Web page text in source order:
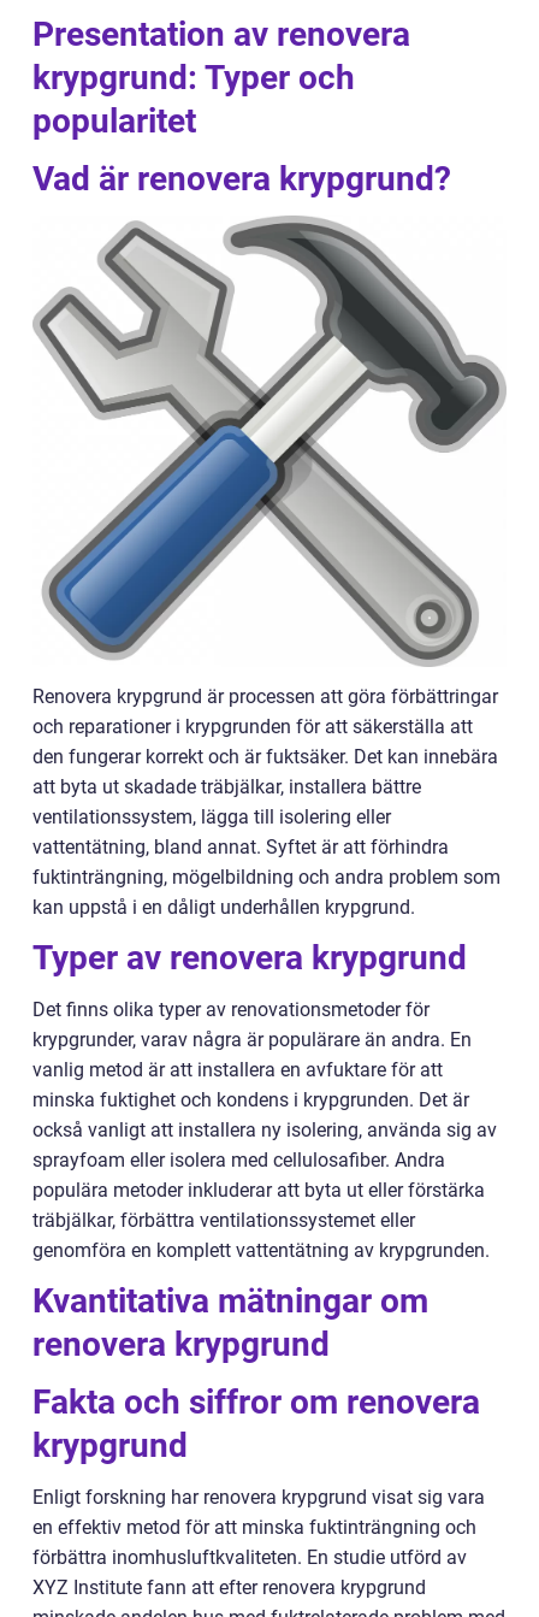
Presentation av renovera
krypgrund: Typer och
popularitet
Vad är renovera krypgrund?
Renovera krypgrund är processen att göra förbättringar
och reparationer i krypgrunden för att säkerställa att
den fungerar korrekt och är fuktsäker. Det kan innebära
att byta ut skadade träbjälkar, installera bättre
ventilationssystem, lägga till isolering eller
vattentätning, bland annat. Syftet är att förhindra
fuktinträngning, mögelbildning och andra problem som
kan uppstå i en dåligt underhållen krypgrund.
Typer av renovera krypgrund
Det finns olika typer av renovationsmetoder för
krypgrunder, varav några är populärare än andra. En
vanlig metod är att installera en avfuktare för att
minska fuktighet och kondens i krypgrunden. Det är
också vanligt att installera ny isolering, använda sig av
sprayfoam eller isolera med cellulosafiber. Andra
populära metoder inkluderar att byta ut eller förstärka
träbjälkar, förbättra ventilationssystemet eller
genomföra en komplett vattentätning av krypgrunden.
Kvantitativa mätningar om
renovera krypgrund
Fakta och siffror om renovera
krypgrund
Enligt forskning har renovera krypgrund visat sig vara
en effektiv metod för att minska fuktinträngning och
förbättra inomhusluftkvaliteten. En studie utförd av
XYZ Institute fann att efter renovera krypgrund